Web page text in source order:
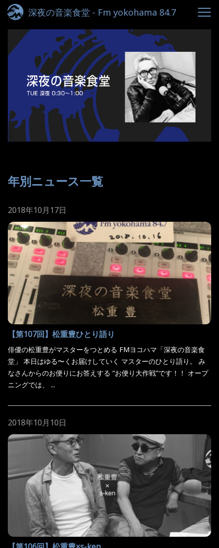
深夜の音楽食堂 - Fm yokohama 84.7
年別ニュース一覧
2018年10月17日
【第107回】松重豊ひとり語り
俳優の松重豊がマスターをつとめる FMヨコハマ「深夜の音楽食
堂」 本日はゆる〜くお届けしていく マスターのひとり語り。 み
なさんからのお便りにお答えする “お便り大作戦”です！！ オープ
ニングでは、 ...
2018年10月10日